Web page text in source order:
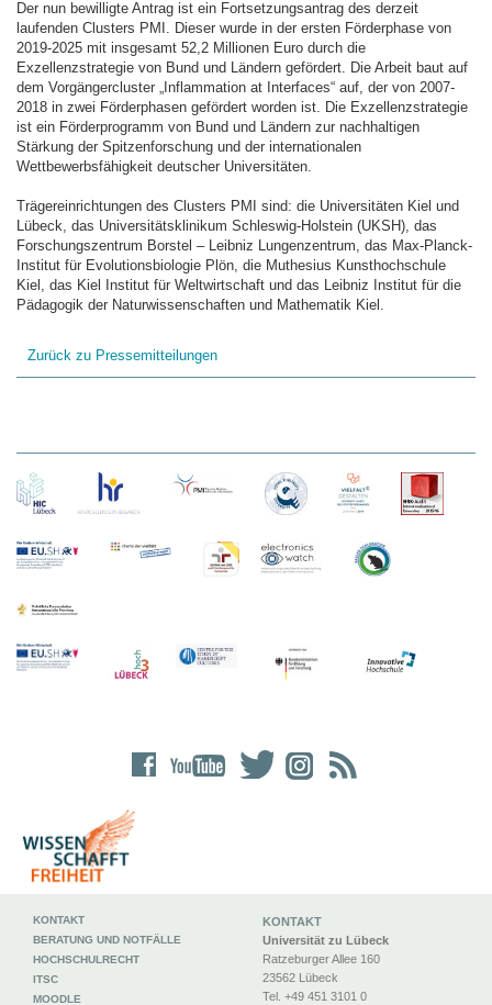
Der nun bewilligte Antrag ist ein Fortsetzungsantrag des derzeit
laufenden Clusters PMI. Dieser wurde in der ersten Förderphase von
2019-2025 mit insgesamt 52,2 Millionen Euro durch die
Exzellenzstrategie von Bund und Ländern gefördert. Die Arbeit baut auf
dem Vorgängercluster „Inflammation at Interfaces“ auf, der von 2007-
2018 in zwei Förderphasen gefördert worden ist. Die Exzellenzstrategie
ist ein Förderprogramm von Bund und Ländern zur nachhaltigen
Stärkung der Spitzenforschung und der internationalen
Wettbewerbsfähigkeit deutscher Universitäten.
Trägereinrichtungen des Clusters PMI sind: die Universitäten Kiel und
Lübeck, das Universitätsklinikum Schleswig-Holstein (UKSH), das
Forschungszentrum Borstel – Leibniz Lungenzentrum, das Max-Planck-
Institut für Evolutionsbiologie Plön, die Muthesius Kunsthochschule
Kiel, das Kiel Institut für Weltwirtschaft und das Leibniz Institut für die
Pädagogik der Naturwissenschaften und Mathematik Kiel.
Zurück zu Pressemitteilungen
KONTAKT
Universität zu Lübeck
Ratzeburger Allee 160
23562 Lübeck
Tel. +49 451 3101 0
KONTAKT
BERATUNG UND NOTFÄLLE
HOCHSCHULRECHT
ITSC
MOODLE